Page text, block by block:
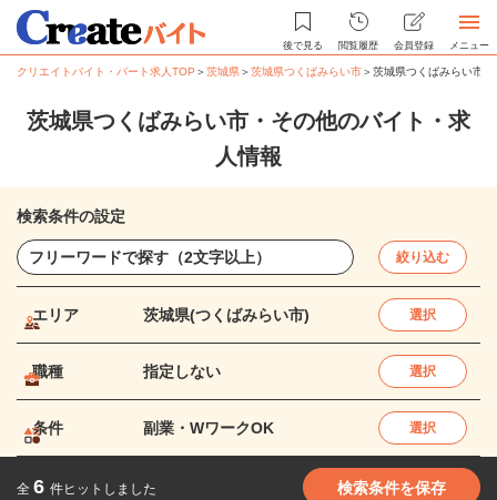
後で見る 閲覧履歴 会員登録 メニュー
クリエイトバイト・パート求人TOP ＞茨城県＞茨城県つくばみらい市＞茨城県つくばみらい市
茨城県つくばみらい市・その他のバイト・求
人情報
検索条件の設定
絞り込む
エリア 茨城県(つくばみらい市) 選択
職種 指定しない 選択
条件 副業・WワークOK 選択
全 6 件ヒットしました 検索条件を保存